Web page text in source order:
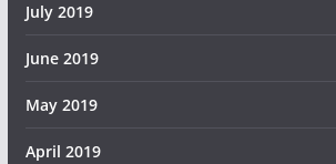
July 2019
June 2019
May 2019
April 2019